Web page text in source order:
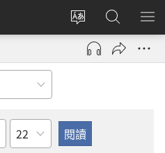
更
改
網
登
錄
（開
搜
尋
JW.ORG
顯
章